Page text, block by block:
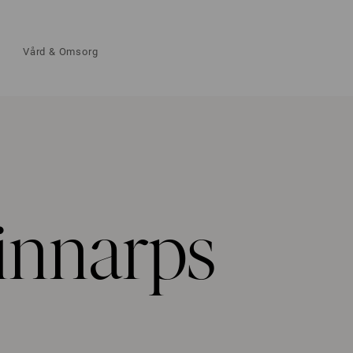
Vård & Omsorg